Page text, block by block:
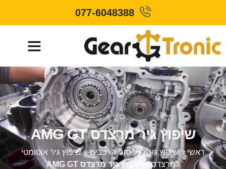
077-6048388
שיפוץ גיר מרצדס AMG GT
ראשי»שיפוץ גיר לכל סוגי הרכבים»שיפוץ גיר אוטומטי
למרצדס» שיפוץ גיר מרצדס AMG GT